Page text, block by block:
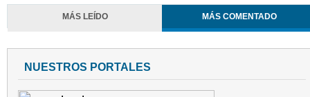
MÁS LEÍDO MÁS COMENTADO
NUESTROS PORTALES